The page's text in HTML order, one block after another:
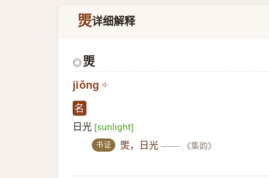
煚详细解释
◎煚
jiǒng
名
日光 [sunlight]
书证 煚，日光 —— 《集韵》